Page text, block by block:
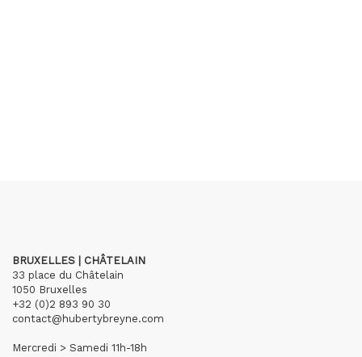
BRUXELLES | CHÂTELAIN
33 place du Châtelain
1050 Bruxelles
+32 (0)2 893 90 30
contact@hubertybreyne.com
Mercredi > Samedi 11h-18h